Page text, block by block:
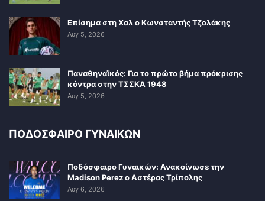
Επίσημα στη Χαλ ο Κωνσταντής Τζολάκης
Αυγ 5, 2026
Παναθηναϊκός: Για το πρώτο βήμα πρόκρισης
κόντρα στην ΤΣΣΚΑ 1948
Αυγ 5, 2026
ΠΟΔΟΣΦΑΙΡΟ ΓΥΝΑΙΚΩΝ
Ποδόσφαιρο Γυναικών: Ανακοίνωσε την
Madison Perez ο Αστέρας Τρίπολης
Αυγ 6, 2026